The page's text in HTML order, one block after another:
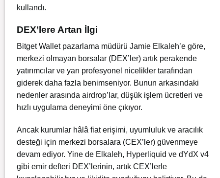
kullandı.
DEX’lere Artan İlgi
Bitget Wallet pazarlama müdürü Jamie Elkaleh’e göre,
merkezi olmayan borsalar (DEX’ler) artık perakende
yatırımcılar ve yarı profesyonel nicelikler tarafından
giderek daha fazla benimseniyor. Bunun arkasındaki
nedenler arasında airdrop’lar, düşük işlem ücretleri ve
hızlı uygulama deneyimi öne çıkıyor.
Ancak kurumlar hâlâ fiat erişimi, uyumluluk ve aracılık
desteği için merkezi borsalara (CEX’ler) güvenmeye
devam ediyor. Yine de Elkaleh, Hyperliquid ve dYdX v4
gibi emir defteri DEX’lerinin, artık CEX’lerle